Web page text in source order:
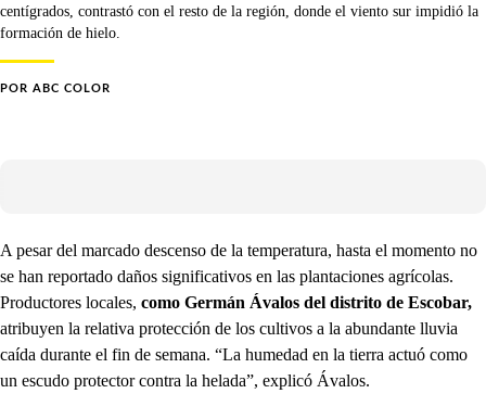
centígrados, contrastó con el resto de la región, donde el viento sur impidió la
formación de hielo.
POR ABC COLOR
A pesar del marcado descenso de la temperatura, hasta el momento no
se han reportado daños significativos en las plantaciones agrícolas.
Productores locales, como Germán Ávalos del distrito de Escobar,
atribuyen la relativa protección de los cultivos a la abundante lluvia
caída durante el fin de semana. “La humedad en la tierra actuó como
un escudo protector contra la helada”, explicó Ávalos.